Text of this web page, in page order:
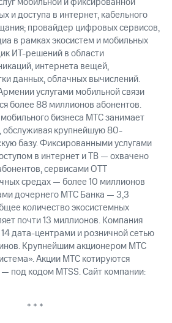
и доступа в интернет, кабельного
провайдер цифровых сервисов,
в рамках экосистем и мобильных
ИТ-решений в области
интернета вещей,
данных, облачных вычислений.
услугами мобильной связи
более 88 миллионов абонентов.
бизнеса МТС занимает
крупнейшую 80-
базу. Фиксированными услугами
в интернет и ТВ — охвачено
сервисами OTT
средах — более 10 миллионов
дочернего МТС Банка — 3,3
количество экосистемных
почти 13 миллионов. Компания
дата-центрами и розничной сетью
Крупнейшим акционером МТС
Акции МТС котируются
под кодом MTSS. Сайт компании:
* * *